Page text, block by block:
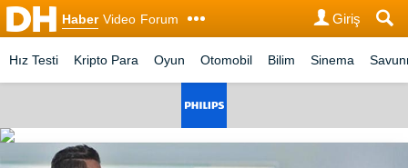
Haber Video Forum Giriş
Hız Testi Kripto Para Oyun Otomobil Bilim Sinema